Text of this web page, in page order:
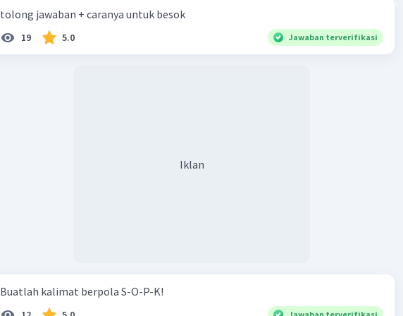
Wilayah yang dilalui oleh garis khatulistiwa memiliki iklim yang
tolong jawaban + caranya untuk besok
19 5.0 Jawaban terverifikasi
Iklan
Buatlah kalimat berpola S-O-P-K!